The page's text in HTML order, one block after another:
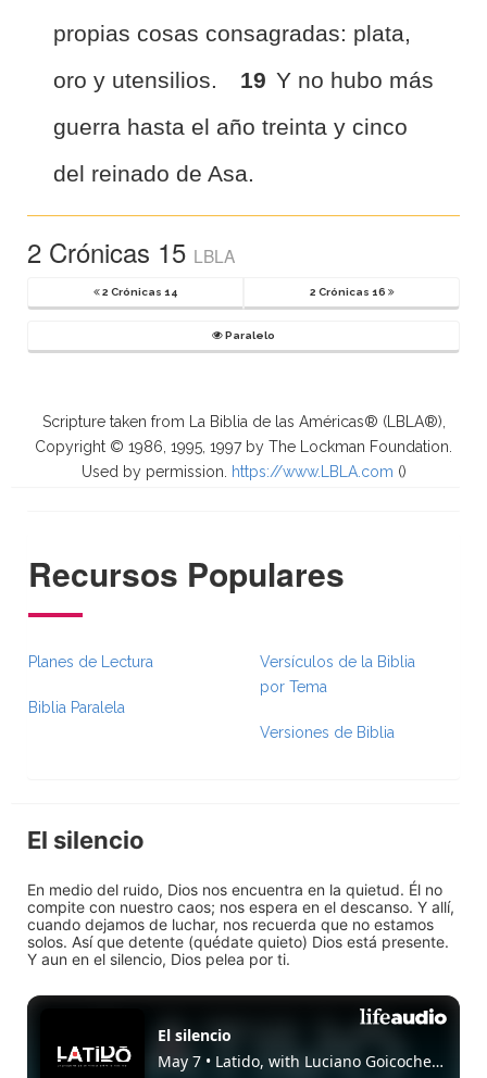
propias cosas consagradas: plata,
oro y utensilios.
19 Y no hubo más
guerra hasta el año treinta y cinco
del reinado de Asa.
2 Crónicas 15 LBLA
2 Crónicas 14 2 Crónicas 16
Paralelo
Scripture taken from La Biblia de las Américas® (LBLA®),
Copyright © 1986, 1995, 1997 by The Lockman Foundation.
Used by permission.
https://www.LBLA.com ()
Recursos Populares
Planes de Lectura
Biblia Paralela
Versículos de la Biblia
por Tema
Versiones de Biblia
El silencio
En medio del ruido, Dios nos encuentra en la quietud. Él no
compite con nuestro caos; nos espera en el descanso. Y allí,
cuando dejamos de luchar, nos recuerda que no estamos
solos. Así que detente (quédate quieto) Dios está presente.
Y aun en el silencio, Dios pelea por ti.